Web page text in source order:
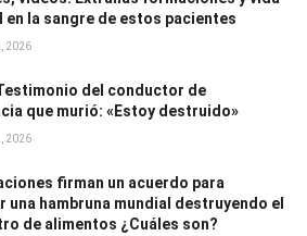
la sangre de estos pacientes
2026
del conductor de
que murió: «Estoy destruido»
2026
firman un acuerdo para
una hambruna mundial destruyendo el
de alimentos ¿Cuáles son?